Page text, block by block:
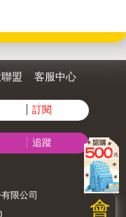
會
盟 客服中心
訂閱
追蹤
限公司